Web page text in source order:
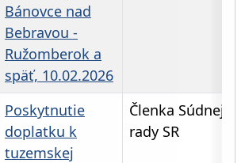
Bánovce nad
Bebravou -
Ružomberok a
späť, 10.02.2026
Poskytnutie
doplatku k
tuzemskej
Členka Súdnej
rady SR